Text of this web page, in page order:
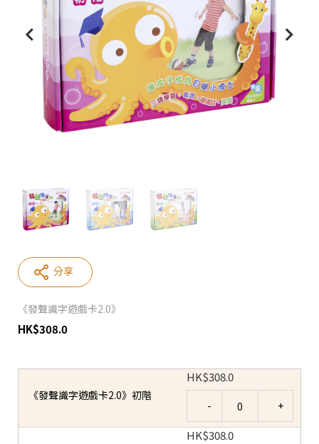
《發聲識字遊戲卡2.0》
HK$308.0
《發聲識字遊戲卡2.0》初階
HK$308.0
HK$308.0
分享